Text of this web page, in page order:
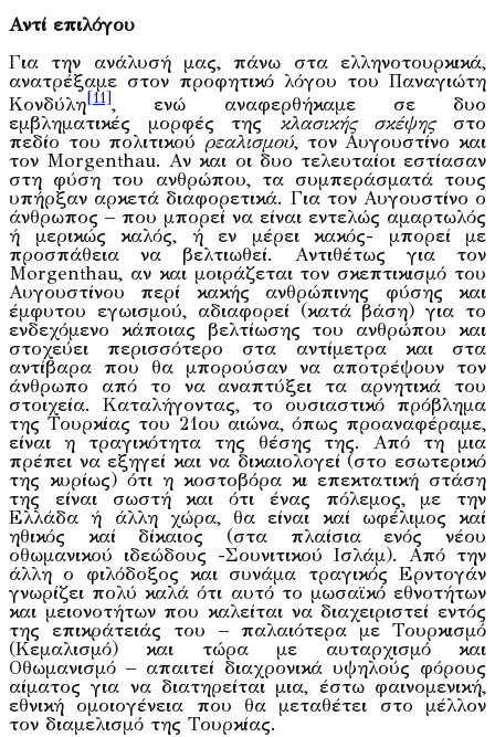
Αντί επιλόγου
Για την ανάλυσή μας, πάνω στα ελληνοτουρκικά,
ανατρέξαμε στον προφητικό λόγου του Παναγιώτη
Κονδύλη[11], ενώ αναφερθήκαμε σε δυο
εμβληματικές μορφές της κλασικής σκέψηςστο
πεδίο του πολιτικού ρεαλισμού, τον Αυγουστίνο και
τον Morgenthau. Αν και οι δυο τελευταίοι εστίασαν
στη φύση του ανθρώπου, τα συμπεράσματά τους
υπήρξαν αρκετά διαφορετικά. Για τον Αυγουστίνο ο
άνθρωπος – που μπορεί να είναι εντελώς αμαρτωλός
ή μερικώς καλός, ή εν μέρει κακός- μπορεί με
προσπάθεια να βελτιωθεί. Αντιθέτως για τον
Morgenthau, αν και μοιράζεται τον σκεπτικισμό του
Αυγουστίνου περί κακής ανθρώπινης φύσης και
έμφυτου εγωισμού, αδιαφορεί (κατά βάση) για το
ενδεχόμενο κάποιας βελτίωσης του ανθρώπου και
στοχεύει περισσότερο στα αντίμετρα και στα
αντίβαρα που θα μπορούσαν να αποτρέψουν τον
άνθρωπο από το να αναπτύξει τα αρνητικά του
στοιχεία. Καταλήγοντας, το ουσιαστικό πρόβλημα
της Τουρκίας του 21ου αιώνα, όπως προαναφέραμε,
είναι η τραγικότητα της θέσης της. Από τη μια
πρέπει να εξηγεί και να δικαιολογεί (στο εσωτερικό
της κυρίως) ότι η κοστοβόρα κι επεκτατική στάση
της είναι σωστή και ότι ένας πόλεμος, με την
Ελλάδα ή άλλη χώρα, θα είναι καί ωφέλιμος καί
ηθικός καί δίκαιος (στα πλαίσια ενός νέου
οθωμανικού ιδεώδους -Σουνιτικού Ισλάμ). Από την
άλλη ο φιλόδοξος και συνάμα τραγικός Ερντογάν
γνωρίζει πολύ καλά ότι αυτό το μωσαϊκό εθνοτήτων
και μειονοτήτων που καλείται να διαχειριστεί εντός
της επικράτειάς του – παλαιότερα με Τουρκισμό
(Κεμαλισμό) και τώρα με αυταρχισμό και
Οθωμανισμό – απαιτεί διαχρονικά υψηλούς φόρους
αίματος για να διατηρείται μια, έστω φαινομενική,
εθνική ομοιογένεια που θα μεταθέτει στο μέλλον
τον διαμελισμό της Τουρκίας.